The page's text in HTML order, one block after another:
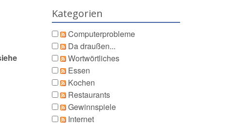
Kategorien
Computerprobleme
Da draußen...
Wortwörtliches
Essen
Kochen
Restaurants
Gewinnspiele
Internet